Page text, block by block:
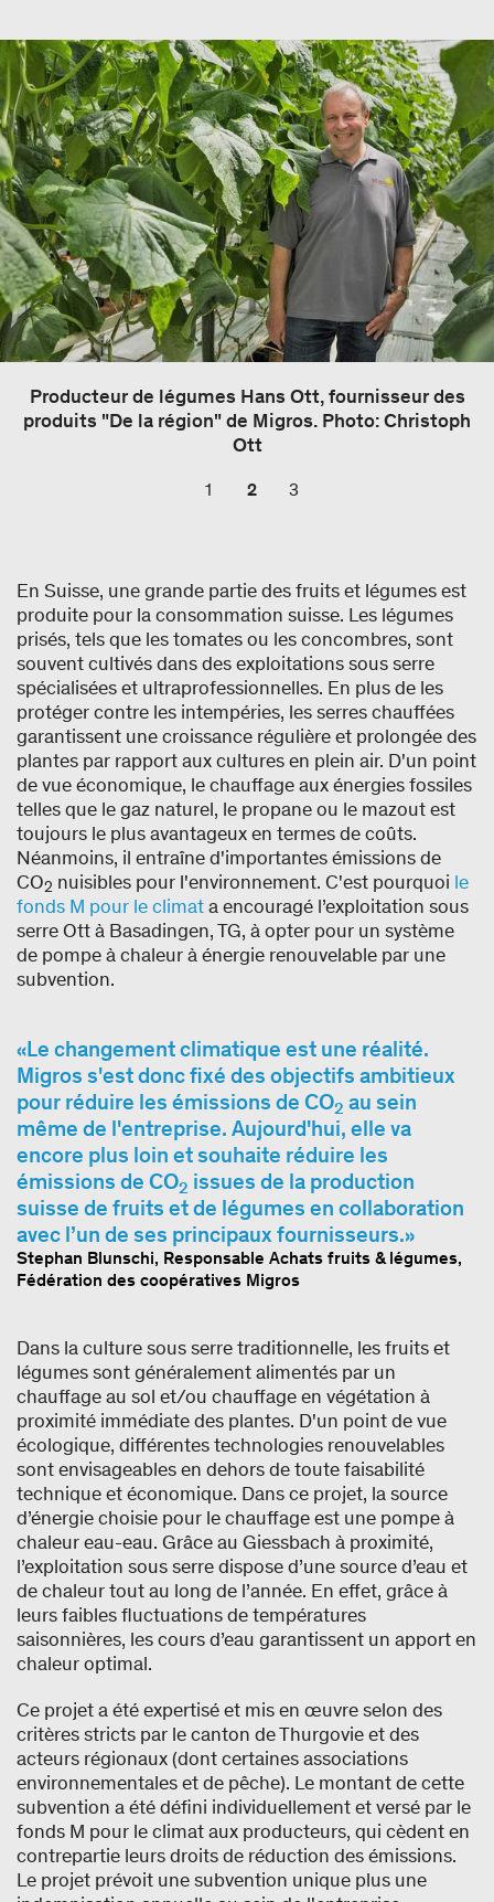
Producteur de légumes Hans Ott, fournisseur des
produits "De la région" de Migros. Photo: Christoph
Ott
1 2 3
En Suisse, une grande partie des fruits et légumes est
produite pour la consommation suisse. Les légumes
prisés, tels que les tomates ou les concombres, sont
souvent cultivés dans des exploitations sous serre
spécialisées et ultraprofessionnelles. En plus de les
protéger contre les intempéries, les serres chauffées
garantissent une croissance régulière et prolongée des
plantes par rapport aux cultures en plein air. D'un point
de vue économique, le chauffage aux énergies fossiles
telles que le gaz naturel, le propane ou le mazout est
toujours le plus avantageux en termes de coûts.
Néanmoins, il entraîne d'importantes émissions de
CO2 nuisibles pour l'environnement. C'est pourquoi le
fonds M pour le climata encouragé l’exploitation sous
serre Ott à Basadingen, TG, à opter pour un système
de pompe à chaleur à énergie renouvelable par une
subvention.
Le changement climatique est une réalité.
Migros s'est donc fixé des objectifs ambitieux
pour réduire les émissions de CO2 au sein
même de l'entreprise. Aujourd'hui, elle va
encore plus loin et souhaite réduire les
émissions de CO2 issues de la production
suisse de fruits et de légumes en collaboration
avec l’un de ses principaux fournisseurs.
Stephan Blunschi, Responsable Achats fruits & légumes,
Fédération des coopératives Migros
Dans la culture sous serre traditionnelle, les fruits et
légumes sont généralement alimentés par un
chauffage au sol et/ou chauffage en végétation à
proximité immédiate des plantes. D'un point de vue
écologique, différentes technologies renouvelables
sont envisageables en dehors de toute faisabilité
technique et économique. Dans ce projet, la source
d’énergie choisie pour le chauffage est une pompe à
chaleur eau-eau. Grâce au Giessbach à proximité,
l’exploitation sous serre dispose d’une source d’eau et
de chaleur tout au long de l’année. En effet, grâce à
leurs faibles fluctuations de températures
saisonnières, les cours d’eau garantissent un apport en
chaleur optimal.
Ce projet a été expertisé et mis en œuvre selon des
critères stricts par le canton de Thurgovie et des
acteurs régionaux (dont certaines associations
environnementales et de pêche). Le montant de cette
subvention a été défini individuellement et versé par le
fonds M pour le climat aux producteurs, qui cèdent en
contrepartie leurs droits de réduction des émissions.
Le projet prévoit une subvention unique plus une